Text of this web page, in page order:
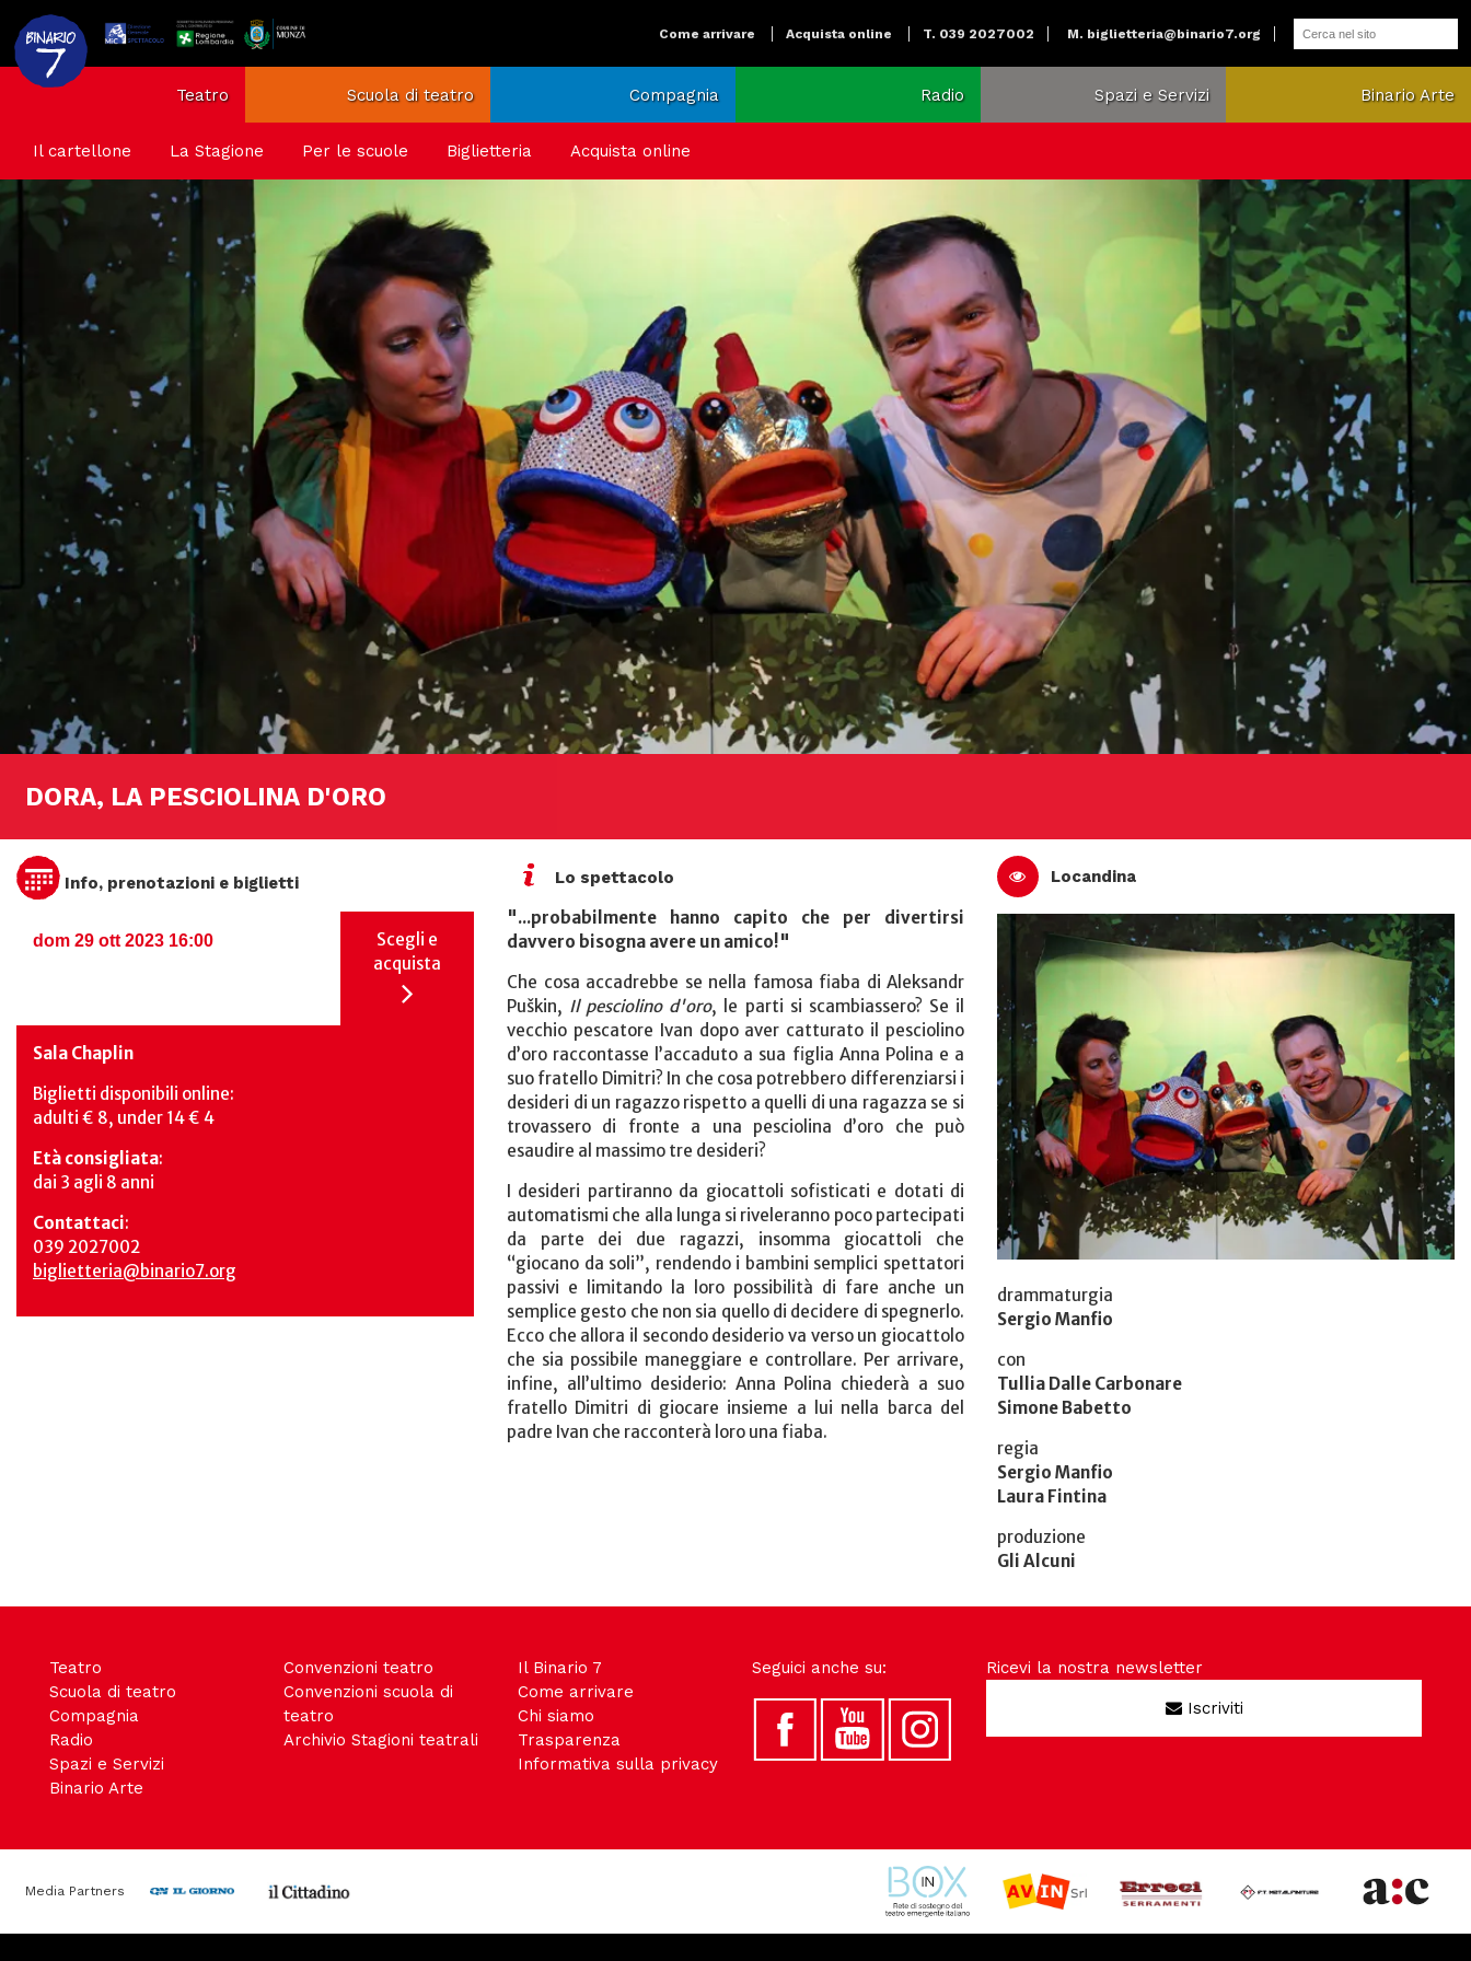
Come arrivare Acquista online T. 039 2027002 M. biglietteria@binario7.org
Teatro Scuola di teatro Compagnia Radio Spazi e Servizi Binario Arte
Il cartellone La Stagione Per le scuole Biglietteria Acquista online
DORA, LA PESCIOLINA D'ORO
Info, prenotazioni e biglietti
dom 29 ott 2023 16:00
Scegli e
acquista
Sala Chaplin
Biglietti disponibili online:
adulti € 8, under 14 € 4
Età consigliata:
dai 3 agli 8 anni
Contattaci:
039 2027002
biglietteria@binario7.org
Lo spettacolo
"...probabilmente hanno capito che per divertirsi
davvero bisogna avere un amico!"
Che cosa accadrebbe se nella famosa fiaba di Aleksandr
Puškin, Il pesciolino d'oro, le parti si scambiassero? Se il
vecchio pescatore Ivan dopo aver catturato il pesciolino
d’oro raccontasse l’accaduto a sua figlia Anna Polina e a
suo fratello Dimitri? In che cosa potrebbero differenziarsi i
desideri di un ragazzo rispetto a quelli di una ragazza se si
trovassero di fronte a una pesciolina d’oro che può
esaudire al massimo tre desideri?
I desideri partiranno da giocattoli sofisticati e dotati di
automatismi che alla lunga si riveleranno poco partecipati
da parte dei due ragazzi, insomma giocattoli che
“giocano da soli”, rendendo i bambini semplici spettatori
passivi e limitando la loro possibilità di fare anche un
semplice gesto che non sia quello di decidere di spegnerlo.
Ecco che allora il secondo desiderio va verso un giocattolo
che sia possibile maneggiare e controllare. Per arrivare,
infine, all’ultimo desiderio: Anna Polina chiederà a suo
fratello Dimitri di giocare insieme a lui nella barca del
padre Ivan che racconterà loro una fiaba.
Locandina
drammaturgia
Sergio Manfio
con
Tullia Dalle Carbonare
Simone Babetto
regia
Sergio Manfio
Laura Fintina
produzione
Gli Alcuni
Teatro
Scuola di teatro
Compagnia
Radio
Spazi e Servizi
Binario Arte
Convenzioni teatro
Convenzioni scuola di
teatro
Archivio Stagioni teatrali
Il Binario 7
Come arrivare
Chi siamo
Trasparenza
Informativa sulla privacy
Seguici anche su: Ricevi la nostra newsletter
Iscriviti
Media Partners